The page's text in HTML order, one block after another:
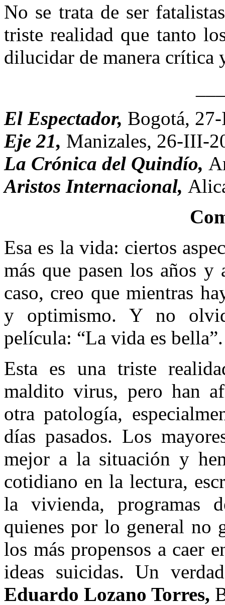
No se trata de ser
triste realidad que tanto
dilucidar de manera crítica
El Espectador, Bogotá,
Eje 21, Manizales, 26-III-
La Crónica del Quindío,
Aristos Internacional,
Esa es la vida: ciertos
más que pasen los años
caso, creo que mientras
y optimismo. Y no
película: “La vida es
Esta es una triste
maldito virus, pero han
otra patología,
días pasados. Los
mejor a la situación y
cotidiano en la lectura,
la vivienda, programas
quienes por lo general no
los más propensos a caer
ideas suicidas. Un
Eduardo Lozano Torres,